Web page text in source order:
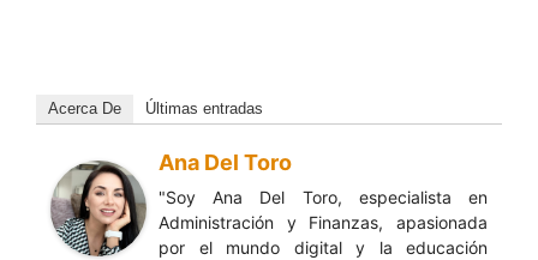
Acerca De Últimas entradas
Ana Del Toro
"Soy Ana Del Toro, especialista en
Administración y Finanzas, apasionada
por el mundo digital y la educación